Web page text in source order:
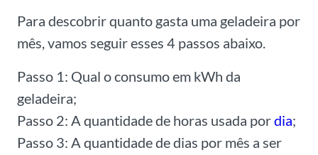
Para descobrir quanto gasta uma geladeira por
mês, vamos seguir esses 4 passos abaixo.
Passo 1: Qual o consumo em kWh da
geladeira;
Passo 2: A quantidade de horas usada pordia;
Passo 3: A quantidade de dias por mês a ser